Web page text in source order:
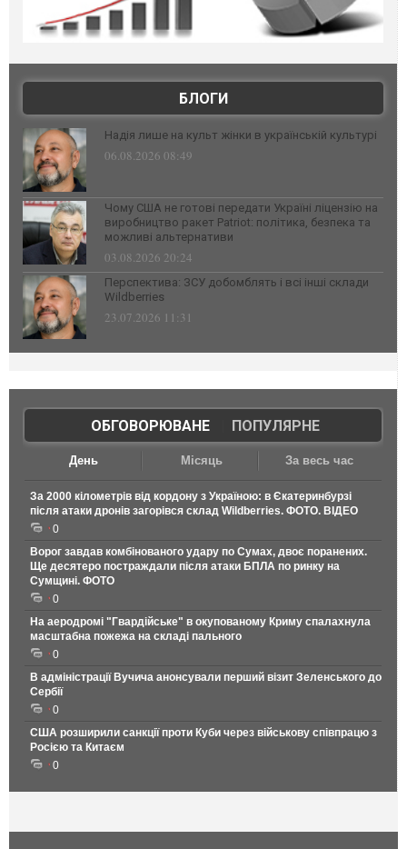
БЛОГИ
Надія лише на культ жінки в українській культурі
06.08.2026 08:49
Чому США не готові передати Україні ліцензію на
виробництво ракет Patriot: політика, безпека та
можливі альтернативи
03.08.2026 20:24
Перспектива: ЗСУ добомблять і всі інші склади
Wildberries
23.07.2026 11:31
ОБГОВОРЮВАНЕ| ПОПУЛЯРНЕ
День Місяць За весь час
За 2000 кілометрів від кордону з Україною: в Єкатеринбурзі
після атаки дронів загорівся склад Wildberries. ФОТО. ВІДЕО
0
Ворог завдав комбінованого удару по Сумах, двоє поранених.
Ще десятеро постраждали після атаки БПЛА по ринку на
Сумщині. ФОТО
0
На аеродромі "Гвардійське" в окупованому Криму спалахнула
масштабна пожежа на складі пального
0
В адміністрації Вучича анонсували перший візит Зеленського до
Сербії
0
США розширили санкції проти Куби через військову співпрацю з
Росією та Китаєм
0